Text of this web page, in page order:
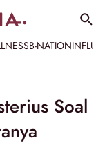
B-NATION
Soal